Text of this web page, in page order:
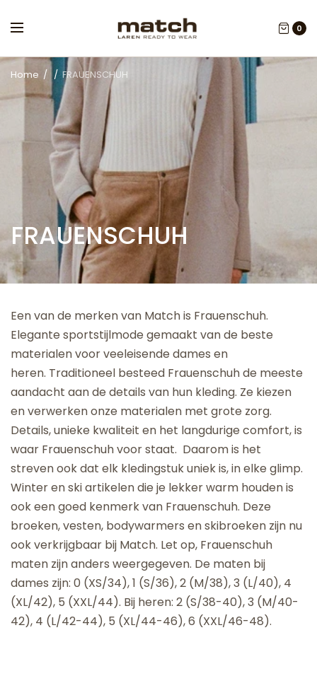
0
Home / / FRAUENSCHUH
FRAUENSCHUH
Een van de merken van Match is Frauenschuh.
Elegante sportstijlmode gemaakt van de beste
materialen voor veeleisende dames en
heren. Traditioneel besteed Frauenschuh de meeste
aandacht aan de details van hun kleding. Ze kiezen
en verwerken onze materialen met grote zorg.
Details, unieke kwaliteit en het langdurige comfort, is
waar Frauenschuh voor staat. Daarom is het
streven ook dat elk kledingstuk uniek is, in elke glimp.
Winter en ski artikelen die je lekker warm houden is
ook een goed kenmerk van Frauenschuh. Deze
broeken, vesten, bodywarmers en skibroeken zijn nu
ook verkrijgbaar bij Match. Let op, Frauenschuh
maten zijn anders weergegeven. De maten bij
dames zijn: 0 (XS/34), 1 (S/36), 2 (M/38), 3 (L/40), 4
(XL/42), 5 (XXL/44). Bij heren: 2 (S/38-40), 3 (M/40-
42), 4 (L/42-44), 5 (XL/44-46), 6 (XXL/46-48).